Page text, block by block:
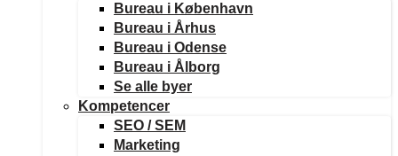
Bureau i København
Bureau i Århus
Bureau i Odense
Bureau i Ålborg
Se alle byer
Kompetencer
SEO / SEM
Marketing